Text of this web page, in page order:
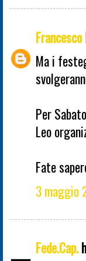
Ma i
Per
Leo
Fate
3 maggio
Fede.Cap.